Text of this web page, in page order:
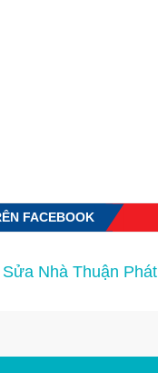
FACEBOOK
Nhà Thuận Phát